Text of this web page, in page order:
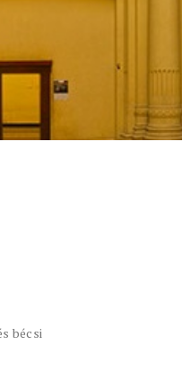
bécsi